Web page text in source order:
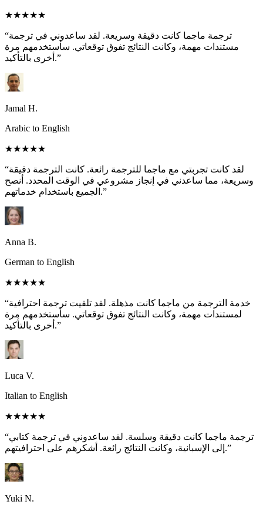
★★★★★
“ترجمة ماجما كانت دقيقة وسريعة. لقد ساعدوني في ترجمة
مستندات مهمة، وكانت النتائج تفوق توقعاتي. سأستخدمهم مرة
أخرى بالتأكيد.”
Jamal H.
Arabic to English
★★★★★
“لقد كانت تجربتي مع ماجما للترجمة رائعة. كانت الترجمة دقيقة
وسريعة، مما ساعدني في إنجاز مشروعي في الوقت المحدد. أنصح
الجميع باستخدام خدماتهم.”
Anna B.
German to English
★★★★★
“خدمة الترجمة من ماجما كانت مذهلة. لقد تلقيت ترجمة احترافية
لمستندات مهمة، وكانت النتائج تفوق توقعاتي. سأستخدمهم مرة
أخرى بالتأكيد.”
Luca V.
Italian to English
★★★★★
“ترجمة ماجما كانت دقيقة وسلسة. لقد ساعدوني في ترجمة كتابي
إلى الإسبانية، وكانت النتائج رائعة. أشكرهم على احترافيتهم.”
Yuki N.